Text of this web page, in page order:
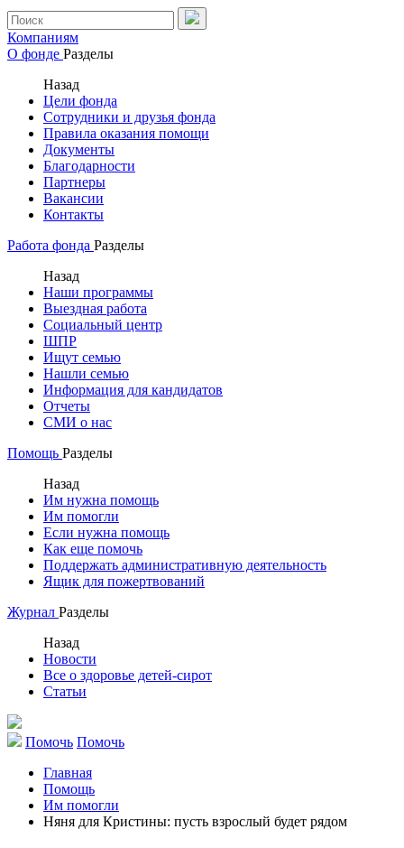
Компаниям
О фонде Разделы
Назад
Цели фонда
Сотрудники и друзья фонда
Правила оказания помощи
Документы
Благодарности
Партнеры
Вакансии
Контакты
Работа фонда Разделы
Назад
Наши программы
Выездная работа
Социальный центр
ШПР
Ищут семью
Нашли семью
Информация для кандидатов
Отчеты
СМИ о нас
Помощь Разделы
Назад
Им нужна помощь
Им помогли
Если нужна помощь
Как еще помочь
Поддержать административную деятельность
Ящик для пожертвований
Журнал Разделы
Назад
Новости
Все о здоровье детей-сирот
Статьи
Помочь Помочь
Главная
Помощь
Им помогли
Няня для Кристины: пусть взрослый будет рядом